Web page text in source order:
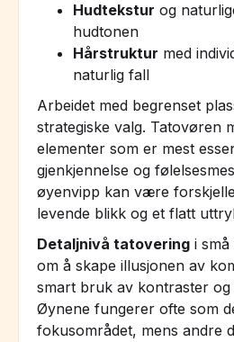
Hudtekstur og
hudtonen
Hårstruktur med
naturlig fall
Arbeidet med begrenset
strategiske valg. Tatovøren
elementer som er mest
gjenkjennelse og
øyenvipp kan være
levende blikk og et flatt
Detaljnivå tatovering i
om å skape illusjonen av
smart bruk av kontraster
Øynene fungerer ofte som
fokusområdet, mens andre